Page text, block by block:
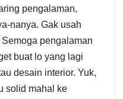
pengalaman,
nanya. Gak usah
pengalaman
buat lo yang lagi
desain interior. Yuk,
solid mahal ke